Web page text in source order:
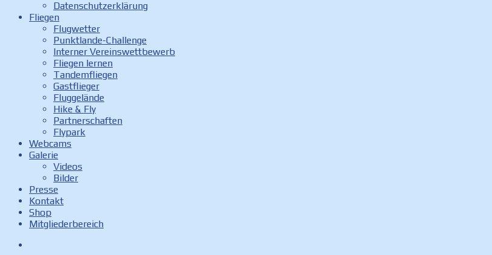
Datenschutzerklärung
Fliegen
Flugwetter
Punktlande-Challenge
Interner Vereinswettbewerb
Fliegen lernen
Tandemfliegen
Gastflieger
Fluggelände
Hike & Fly
Partnerschaften
Flypark
Webcams
Galerie
Videos
Bilder
Presse
Kontakt
Shop
Mitgliederbereich